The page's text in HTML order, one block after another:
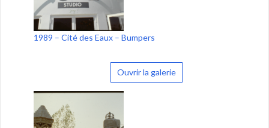
1989 – Cité des Eaux – Bumpers
Ouvrir la galerie